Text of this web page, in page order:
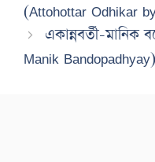
(Attohottar Odhikar
একান্নবর্তী-মানিক
Manik Bandopadhyay)